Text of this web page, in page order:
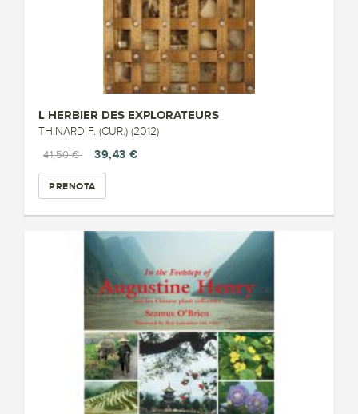
L HERBIER DES EXPLORATEURS
THINARD F. (CUR.) (2012)
41,50 €
39,43 €
PRENOTA